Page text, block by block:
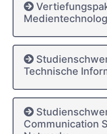
Technische
Communication